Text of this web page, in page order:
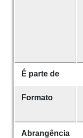
É parte de
Formato
Abrangência